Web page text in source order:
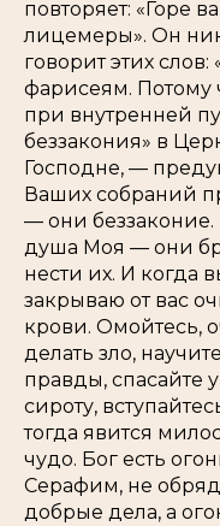
повторяет: «Горе
лицемеры». Он
говорит этих
фарисеям. Потому
при внутренней
беззакония» в
Господне, —
Ваших собраний
— они
душа Моя — они
нести их. И когда
закрываю от вас
крови. Омойтесь,
делать зло,
правды, спасайте
сироту,
тогда явится
чудо. Бог есть
Серафим, не
добрые дела, а